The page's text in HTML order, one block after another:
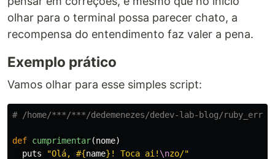
olhar para o terminal possa parecer chato, a
recompensa do entendimento faz valer a pena.
Exemplo prático
Vamos olhar para esse simples script:
# /home/***/***/dedemenezes/dedev-lab-blog/
def cumprimentar(nome)
puts
"Olá, #{name} ! Toca ai! \nzo/"